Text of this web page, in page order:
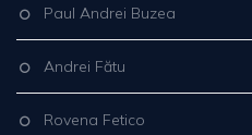
Paul Andrei Buzea
Andrei Fătu
Rovena Fetico